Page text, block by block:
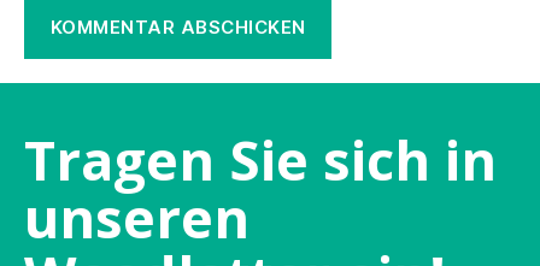
Tragen Sie sich in
unseren